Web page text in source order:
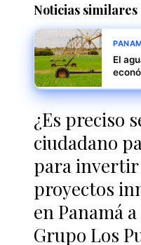
Noticias similares
El
¿Es preciso
ciudadano
para invertir
proyectos
en Panamá
Grupo Los